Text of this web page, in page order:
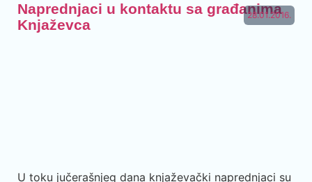
28.01.2016.
Naprednjaci u kontaktu sa građanima
Knjaževca
U toku jučerašnjeg dana knjaževački naprednjaci su